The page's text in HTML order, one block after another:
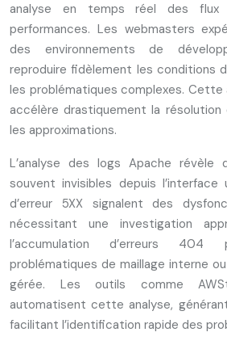
analyse en temps réel des flux
performances. Les webmasters
des environnements de
reproduire fidèlement les conditions
les problématiques complexes.
accélère drastiquement la résolution
les approximations.
L’analyse des logs Apache révèle
souvent invisibles depuis
d’erreur 5XX signalent des
nécessitant une investigation
l’accumulation d’erreurs
problématiques de maillage interne
gérée. Les outils comme
automatisent cette analyse,
facilitant l’identification rapide des